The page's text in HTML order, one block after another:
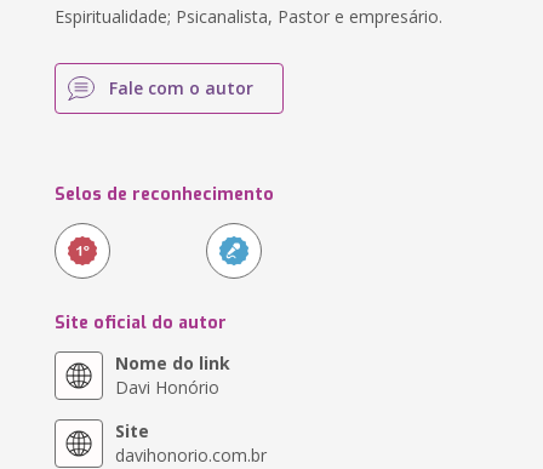
Espiritualidade; Psicanalista, Pastor e empresário.
Fale com o autor
Selos de reconhecimento
Site oficial do autor
Nome do link
Davi Honório
Site
davihonorio.com.br